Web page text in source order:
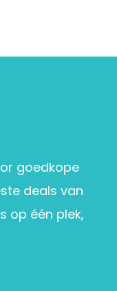
goedkope
deals van
op één plek,